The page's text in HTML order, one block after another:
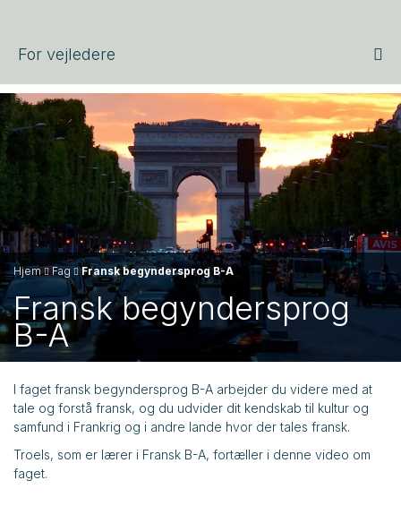
For vejledere
Hjem Fag Fransk begyndersprog B-A
Fransk begyndersprog
B-A
I faget fransk begyndersprog B-A arbejder du videre med at
tale og forstå fransk, og du udvider dit kendskab til kultur og
samfund i Frankrig og i andre lande hvor der tales fransk.
Troels, som er lærer i Fransk B-A, fortæller i denne video om
faget.